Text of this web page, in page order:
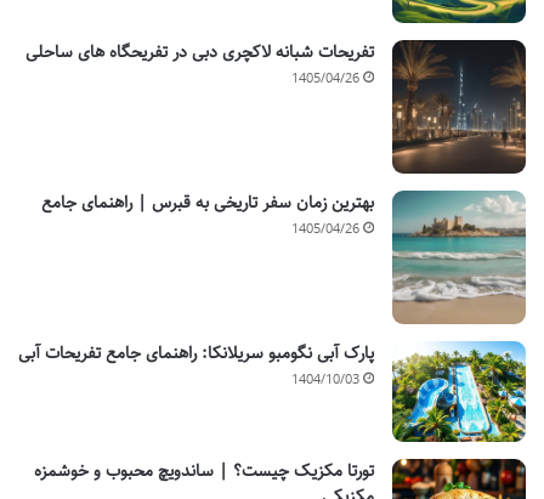
تفریحات شبانه لاکچری دبی در تفریحگاه های ساحلی
1405/04/26
بهترین زمان سفر تاریخی به قبرس | راهنمای جامع
1405/04/26
پارک آبی نگومبو سریلانکا: راهنمای جامع تفریحات آبی
1404/10/03
تورتا مکزیک چیست؟ | ساندویچ محبوب و خوشمزه